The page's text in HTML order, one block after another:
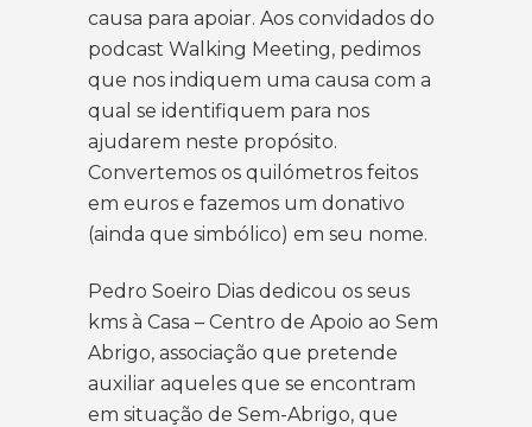
causa para apoiar. Aos convidados do
podcast Walking Meeting, pedimos
que nos indiquem uma causa com a
qual se identifiquem para nos
ajudarem neste propósito.
Convertemos os quilómetros feitos
em euros e fazemos um donativo
(ainda que simbólico) em seu nome.
Pedro Soeiro Dias dedicou os seus
kms à Casa – Centro de Apoio ao Sem
Abrigo, associação que pretende
auxiliar aqueles que se encontram
em situação de Sem-Abrigo, que